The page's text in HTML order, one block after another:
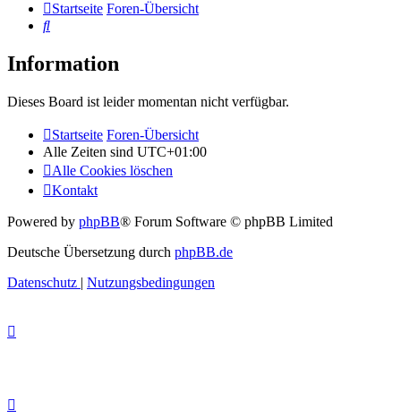
Startseite Foren-Übersicht
Suche
Information
Dieses Board ist leider momentan nicht verfügbar.
Startseite Foren-Übersicht
Alle Zeiten sind UTC+01:00
Alle Cookies löschen
Kontakt
Powered by phpBB® Forum Software © phpBB Limited
Deutsche Übersetzung durch phpBB.de
Datenschutz | Nutzungsbedingungen